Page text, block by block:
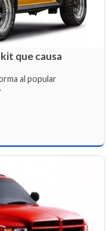
que causa
al popular